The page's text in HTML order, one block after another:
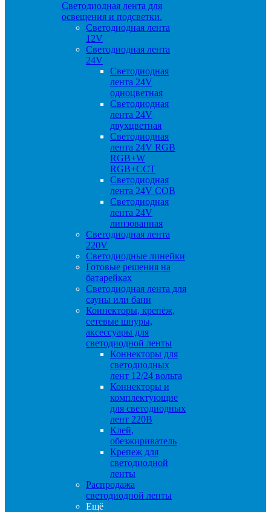
Светодиодная лента для
освещения и подсветки.
Светодиодная лента
12V
Светодиодная лента
24V
Светодиодная
лента 24V
одноцветная
Светодиодная
лента 24V
двухцветная
Светодиодная
лента 24V RGB
RGB+W
RGB+CCT
Светодиодная
лента 24V COB
Светодиодная
лента 24V
линзованная
Светодиодная лента
220V
Светодиодные линейки
Готовые решения на
батарейках
Светодиодная лента для
сауны или бани
Коннекторы, крепёж,
сетевые шнуры,
аксессуары для
светодиодной ленты
Коннекторы для
светодиодных
лент 12/24 вольта
Коннекторы и
комплектующие
для светодиодных
лент 220В
Клей,
обезжириватель
Крепеж для
светодиодной
ленты
Распродажа
светодиодной ленты
Ещё